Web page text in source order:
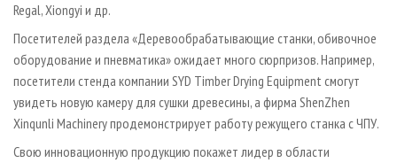
Regal, Xiongyi и др.
Посетителей раздела «Деревообрабатывающие станки, обивочное
оборудование и пневматика» ожидает много сюрпризов. Например,
посетители стенда компании SYD Timber Drying Equipment смогут
увидеть новую камеру для сушки древесины, а фирма ShenZhen
Xinqunli Machinery продемонстрирует работу режущего станка с ЧПУ.
Свою инновационную продукцию покажет лидер в области